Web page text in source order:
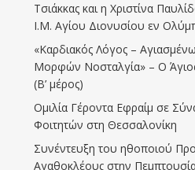
Τσιάκκας και η Χριστίνα
Ι.Μ. Αγίου Διονυσίου εν
«Καρδιακός Λόγος –
Μορφών Νοσταλγία» – Ο
(Β’ μέρος)
Ομιλία Γέροντα Εφραίμ σε
Φοιτητών στη Θεσσαλονίκη
Συνέντευξη του ηθοποιού
Αγαθοκλέους στην